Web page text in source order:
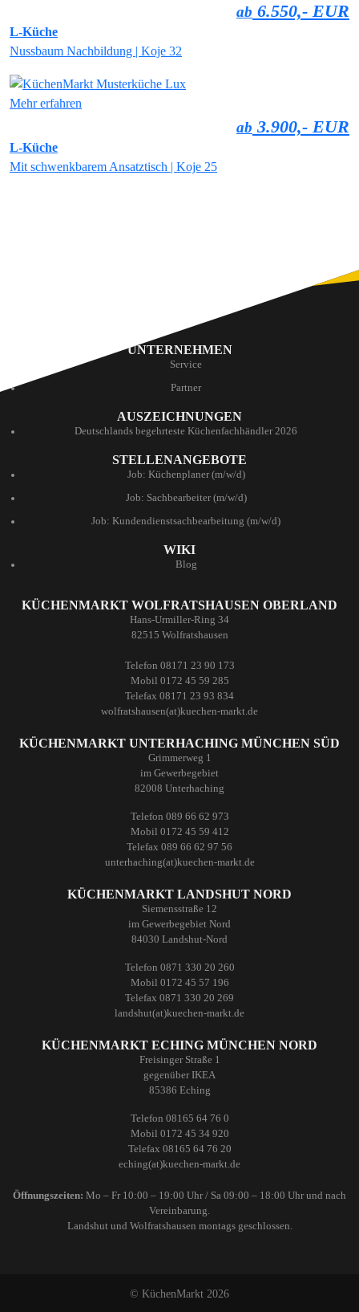
ab 6.550,- EUR
L-Küche
Nussbaum Nachbildung | Koje 32
Mehr erfahren
ab 3.900,- EUR
L-Küche
Mit schwenkbarem Ansatztisch | Koje 25
UNTERNEHMEN
Service
Partner
AUSZEICHNUNGEN
Deutschlands begehrteste Küchenfachhändler 2026
STELLENANGEBOTE
Job: Küchenplaner (m/w/d)
Job: Sachbearbeiter (m/w/d)
Job: Kundendienstsachbearbeitung (m/w/d)
WIKI
Blog
KÜCHENMARKT WOLFRATSHAUSEN OBERLAND
Hans-Urmiller-Ring 34
82515 Wolfratshausen
Telefon 08171 23 90 173
Mobil 0172 45 59 285
Telefax 08171 23 93 834
wolfratshausen(at)kuechen-markt.de
KÜCHENMARKT UNTERHACHING MÜNCHEN SÜD
Grimmerweg 1
im Gewerbegebiet
82008 Unterhaching
Telefon 089 66 62 973
Mobil 0172 45 59 412
Telefax 089 66 62 97 56
unterhaching(at)kuechen-markt.de
KÜCHENMARKT LANDSHUT NORD
Siemensstraße 12
im Gewerbegebiet Nord
84030 Landshut-Nord
Telefon 0871 330 20 260
Mobil 0172 45 57 196
Telefax 0871 330 20 269
landshut(at)kuechen-markt.de
KÜCHENMARKT ECHING MÜNCHEN NORD
Freisinger Straße 1
gegenüber IKEA
85386 Eching
Telefon 08165 64 76 0
Mobil 0172 45 34 920
Telefax 08165 64 76 20
eching(at)kuechen-markt.de
Öffnungszeiten: Mo – Fr 10:00 – 19:00 Uhr / Sa 09:00 – 18:00 Uhr und nach
Vereinbarung.
Landshut und Wolfratshausen montags geschlossen.
© KüchenMarkt 2026